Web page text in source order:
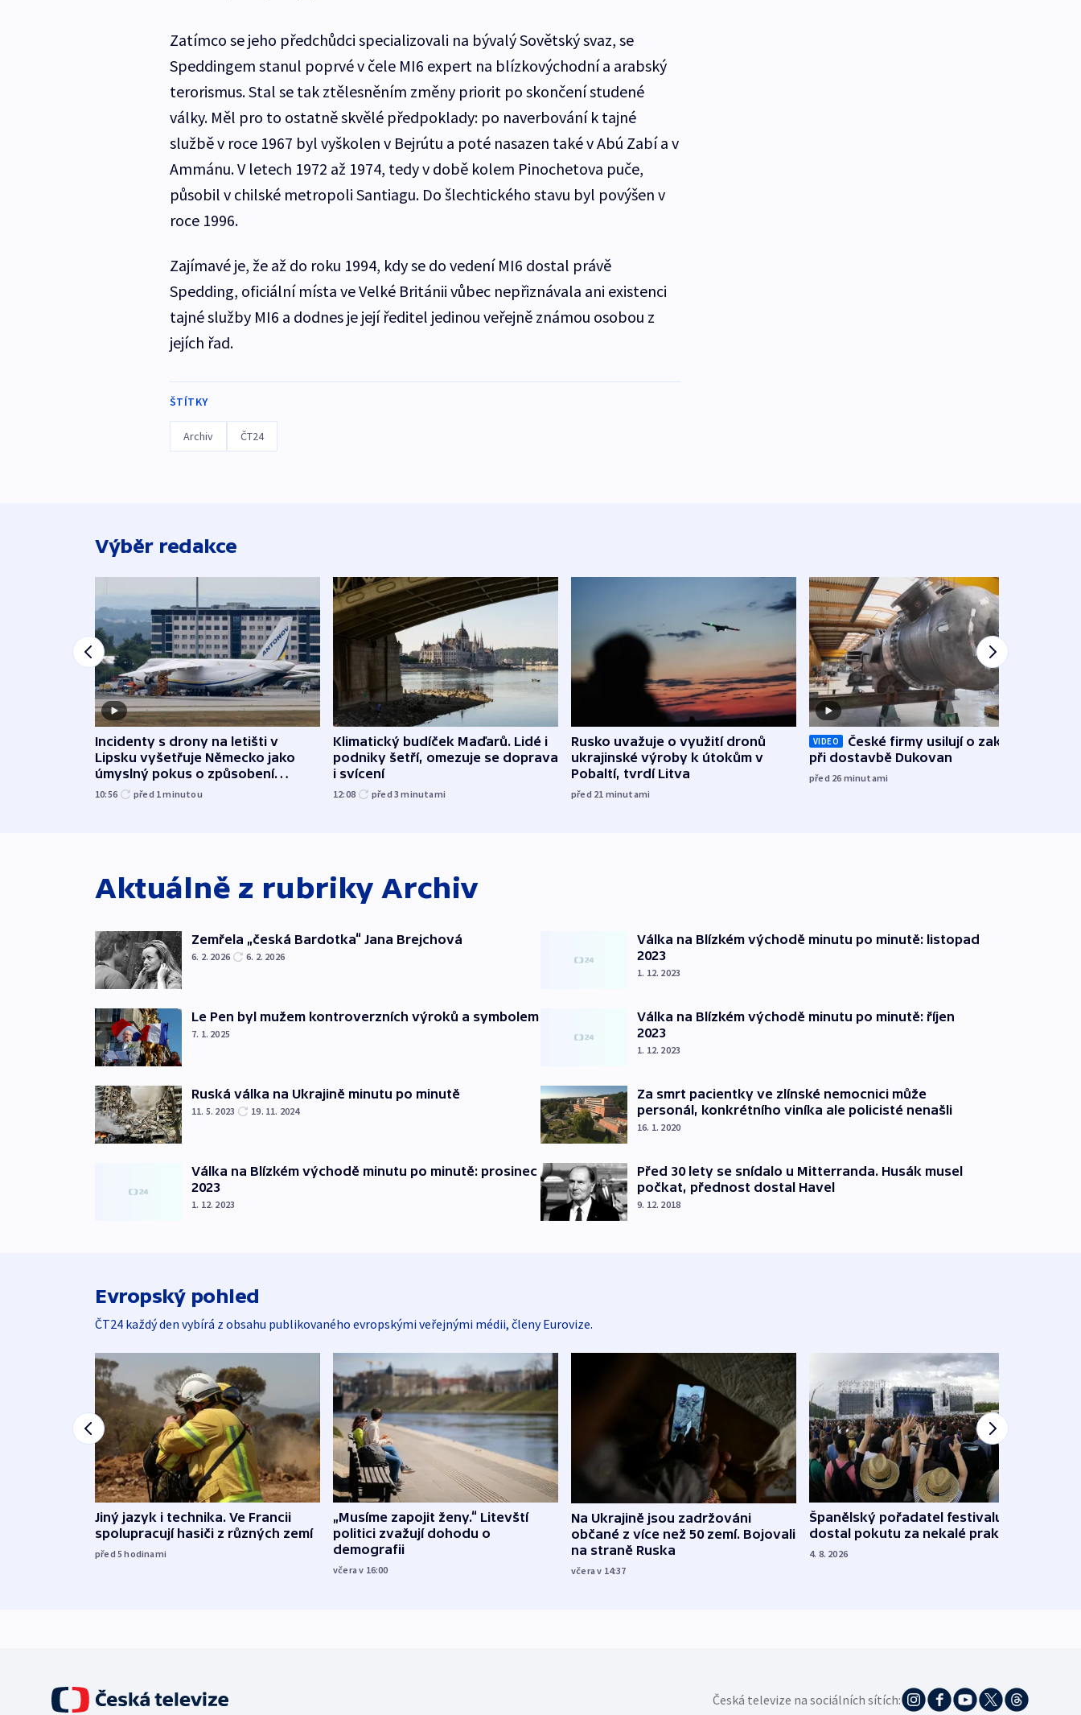
Zatímco se jeho předchůdci specializovali na bývalý Sovětský svaz, se
Speddingem stanul poprvé v čele MI6 expert na blízkovýchodní a arabský
terorismus. Stal se tak ztělesněním změny priorit po skončení studené
války. Měl pro to ostatně skvělé předpoklady: po naverbování k tajné
službě v roce 1967 byl vyškolen v Bejrútu a poté nasazen také v Abú Zabí a v
Ammánu. V letech 1972 až 1974, tedy v době kolem Pinochetova puče,
působil v chilské metropoli Santiagu. Do šlechtického stavu byl povýšen v
roce 1996.
Zajímavé je, že až do roku 1994, kdy se do vedení MI6 dostal právě
Spedding, oficiální místa ve Velké Británii vůbec nepřiznávala ani existenci
tajné služby MI6 a dodnes je její ředitel jedinou veřejně známou osobou z
jejích řad.
ŠTÍTKY
Archiv ČT24
Výběr redakce
Incidenty s drony na letišti v
Lipsku vyšetřuje Německo jako
úmyslný pokus o způsobení
exploze
10:56 před 1minutou
Klimatický budíček Maďarů. Lidé i
podniky šetří, omezuje se doprava
i svícení
12:08 před 3minutami
Rusko uvažuje o využití dronů
ukrajinské výroby k útokům v
Pobaltí, tvrdí Litva
před 21 minutami
VIDEO
České firmy usilují o zakázky
při dostavbě Dukovan
před 26 minutami
Aktuálně z rubrikyArchiv
Zemřela „česká Bardotka“ Jana Brejchová
6. 2. 2026 6. 2. 2026
Le Pen byl mužem kontroverzních výroků a symbolem
7. 1. 2025
Ruská válka na Ukrajině minutu po minutě
11. 5. 2023 19. 11. 2024
Válka na Blízkém východě minutu po minutě: prosinec
2023
1. 12. 2023
Válka na Blízkém východě minutu po minutě: listopad
2023
1. 12. 2023
Válka na Blízkém východě minutu po minutě: říjen
2023
1. 12. 2023
Za smrt pacientky ve zlínské nemocnici může
personál, konkrétního viníka ale policisté nenašli
16. 1. 2020
Před 30 lety se snídalo u Mitterranda. Husák musel
počkat, přednost dostal Havel
9. 12. 2018
Evropský pohled
ČT24 každý den vybírá z obsahu publikovaného evropskými veřejnými médii, členy Eurovize.
Jiný jazyk i technika. Ve Francii
spolupracují hasiči z různých zemí
před 5hodinami
„Musíme zapojit ženy.“ Litevští
politici zvažují dohodu o
demografii
včera v 16:00
Na Ukrajině jsou zadržováni
občané z více než 50 zemí. Bojovali
na straně Ruska
včera v 14:37
Španělský pořadatel festivalu
dostal pokutu za nekalé praktiky
4. 8. 2026
Česká televize na sociálních sítích: